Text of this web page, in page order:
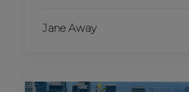
Jane Away